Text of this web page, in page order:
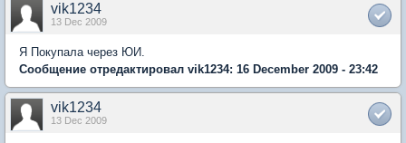
vik1234
13 Dec 2009
Я Покупала через ЮИ.
Сообщение отредактировал vik1234: 16 December 2009 - 23:42
vik1234
13 Dec 2009